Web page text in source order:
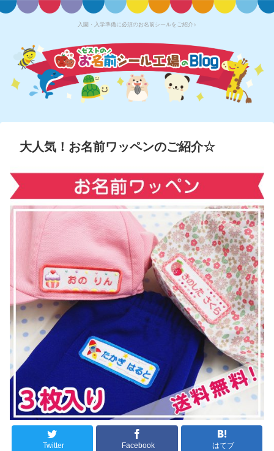
入園・入学準備に必須のお名前シールをご紹介♪
大人気！お名前ワッペンのご紹介☆
Twitter Facebook はてブ